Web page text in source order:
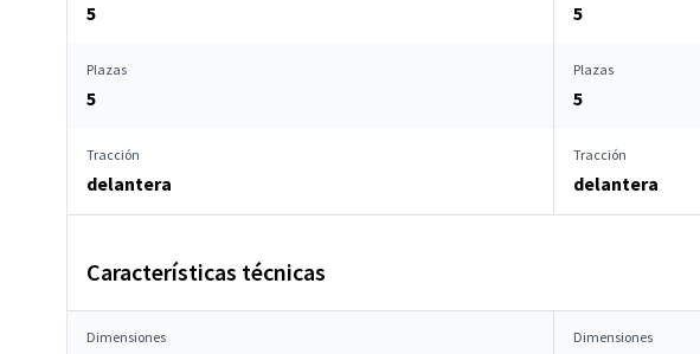
5 5
Plazas
5
Plazas
5
Tracción
delantera
Tracción
delantera
Características técnicas
Dimensiones Dimensiones